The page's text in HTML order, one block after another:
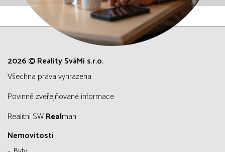
2026 © Reality SváMi s.r.o.
všechna práva vyhrazena
Povinně zveřejňované informace
Realitní SWRealman
Nemovitosti